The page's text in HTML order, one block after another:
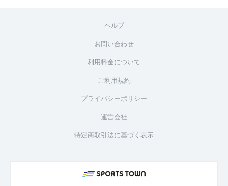
ヘルプ
お問い合わせ
利用料金について
ご利用規約
プライバシーポリシー
運営会社
特定商取引法に基づく表示